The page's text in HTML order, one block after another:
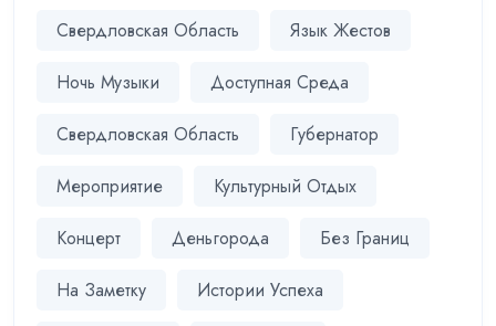
Свердловская Область Язык Жестов
Ночь Музыки Доступная Среда
Свердловская Область Губернатор
Мероприятие Культурный Отдых
Концерт Деньгорода Без Границ
На Заметку Истории Успеха